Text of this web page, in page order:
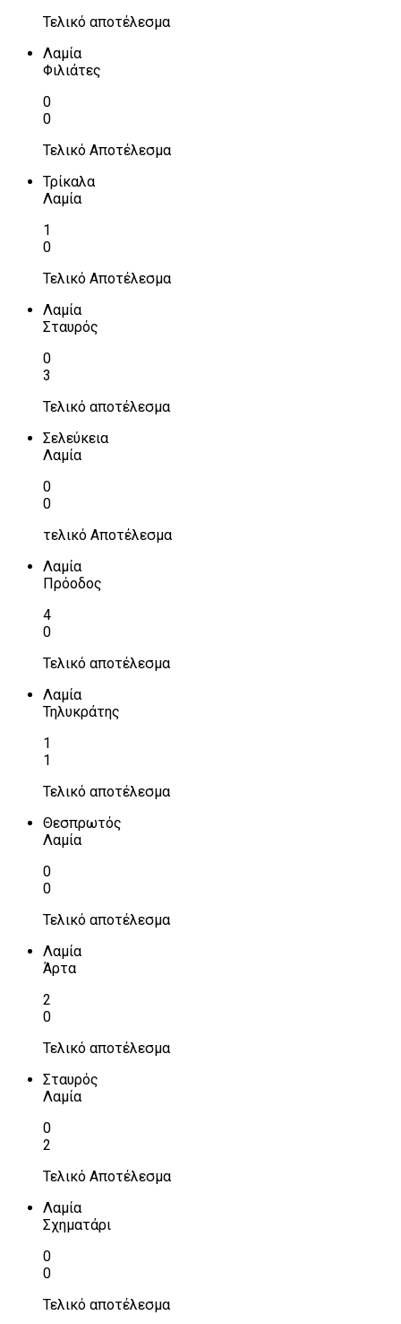
Τελικό αποτέλεσμα
Λαμία
Φιλιάτες
0
0
Τελικό Αποτέλεσμα
Τρίκαλα
Λαμία
1
0
Τελικό Αποτέλεσμα
Λαμία
Σταυρός
0
3
Τελικό αποτέλεσμα
Σελεύκεια
Λαμία
0
0
τελικό Αποτέλεσμα
Λαμία
Πρόοδος
4
0
Τελικό αποτέλεσμα
Λαμία
Τηλυκράτης
1
1
Τελικό αποτέλεσμα
Θεσπρωτός
Λαμία
0
0
Τελικό αποτέλεσμα
Λαμία
Άρτα
2
0
Τελικό αποτέλεσμα
Σταυρός
Λαμία
0
2
Τελικό Αποτέλεσμα
Λαμία
Σχηματάρι
0
0
Τελικό αποτέλεσμα